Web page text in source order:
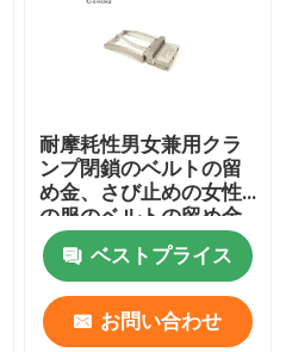
耐摩耗性男女兼用クラ
ンプ閉鎖のベルトの留
め金、さび止めの女性
の服のベルトの留め金
ベストプライス
お問い合わせ